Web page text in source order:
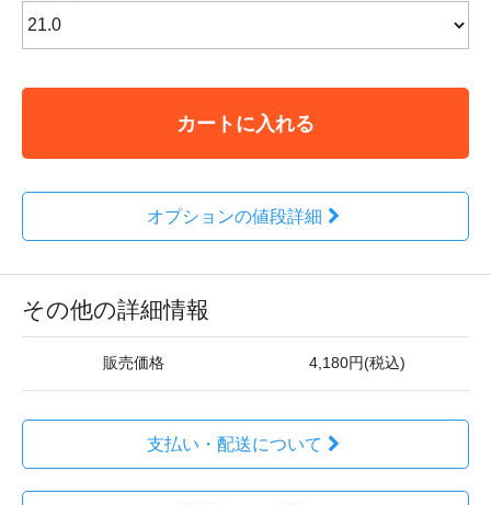
カートに入れる
オプションの値段詳細
その他の詳細情報
販売価格 4,180円(税込)
支払い・配送について